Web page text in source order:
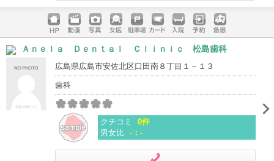
ホームペ
動画 写真 女医 駐車場
クレジッ
トカード
入院 予約 急患
Ａｎｅｌａ Ｄｅｎｔａｌ Ｃｌｉｎｉｃ 松島歯科
広島県広島市安佐北区口田南８丁目１－１３
歯科
クチコミ
0件
男女比 -：-